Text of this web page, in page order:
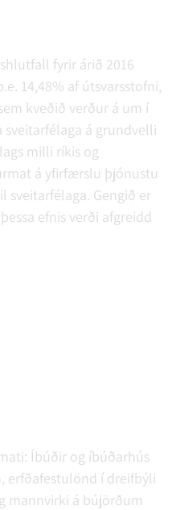
fyrir árið 2016
14,48% af útsvarsstofni,
kveðið verður á um í
á grundvelli
milli ríkis og
á yfirfærslu þjónustu
sveitarfélaga. Gengið er
efnis verði afgreidd
Íbúðir og íbúðarhús
erfðafestulönd í dreifbýli
mannvirki á bújörðum